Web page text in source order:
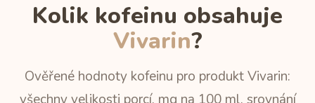
Kolik kofeinu obsahuje
Vivarin?
Ověřené hodnoty kofeinu pro produkt Vivarin: